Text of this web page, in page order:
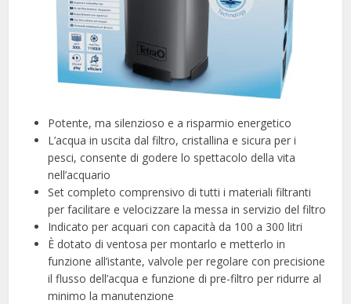
Potente, ma silenzioso e a risparmio energetico
L’acqua in uscita dal filtro, cristallina e sicura per i
pesci, consente di godere lo spettacolo della vita
nell’acquario
Set completo comprensivo di tutti i materiali filtranti
per facilitare e velocizzare la messa in servizio del filtro
Indicato per acquari con capacità da 100 a 300 litri
È dotato di ventosa per montarlo e metterlo in
funzione all’istante, valvole per regolare con precisione
il flusso dell’acqua e funzione di pre-filtro per ridurre al
minimo la manutenzione